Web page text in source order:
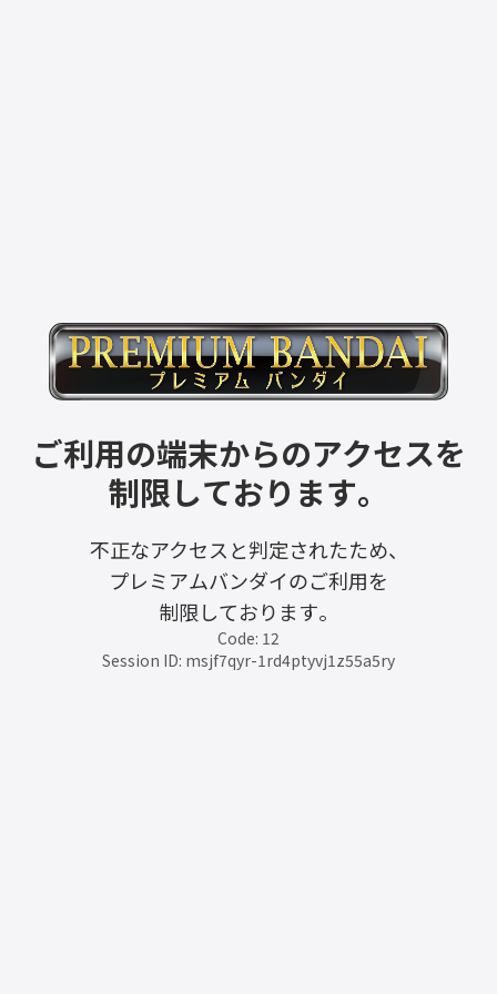
ご利用の端末からのアクセスを
制限しております。
不正なアクセスと判定されたため、
プレミアムバンダイのご利用を
制限しております。
Code: 12
Session ID: msjf7qyr-1rd4ptyvj1z55a5ry